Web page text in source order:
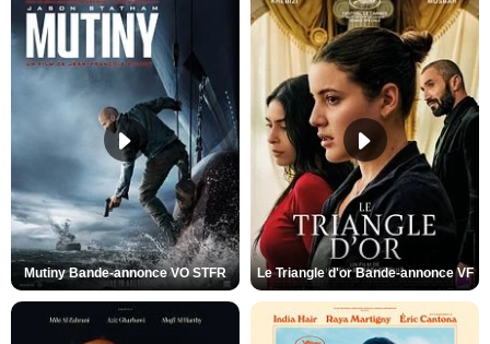
Mutiny Bande-annonce VO STFR Le Triangle d'or Bande-annonce VF